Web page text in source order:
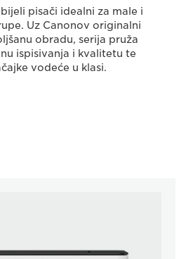
pisači idealni za male i
Uz Canonov originalni
obradu, serija pruža
ispisivanja i kvalitetu te
vodeće u klasi.